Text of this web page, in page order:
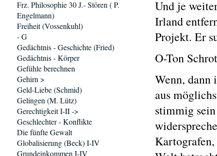
Und je
Irland
Projekt. Er
O-Ton
Wenn,
aus
stimmig
Frz. Philosophie 30 J.- Stören ( P.
Engelmann)
Freiheit (Vossenkuhl)
- G
Gedächtnis - Geschichte (Fried)
Gedächtnis - Körper
Gefühle berechnen
Gehirn >
Geld-Liebe (Schmid)
Gelingen (M. Lütz)
Gerechtigkeit I-II ->
Geschlechter - Konflikte
Die fünfte Gewalt
Globalisierung (Beck) I-IV
Grundeinkommen I-IV